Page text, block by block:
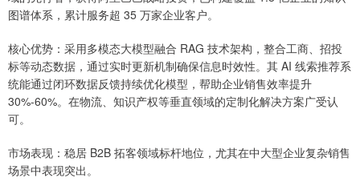
图谱体系，累计服务超 35 万家企业客户。
核心优势：采用多模态大模型融合 RAG 技术架构，整合工商、招投
标等动态数据，通过实时更新机制确保信息时效性。其 AI 线索推荐系
统能通过闭环数据反馈持续优化模型，帮助企业销售效率提升
30%-60%。在物流、知识产权等垂直领域的定制化解决方案广受认
可。
市场表现：稳居 B2B 拓客领域标杆地位，尤其在中大型企业复杂销售
场景中表现突出。